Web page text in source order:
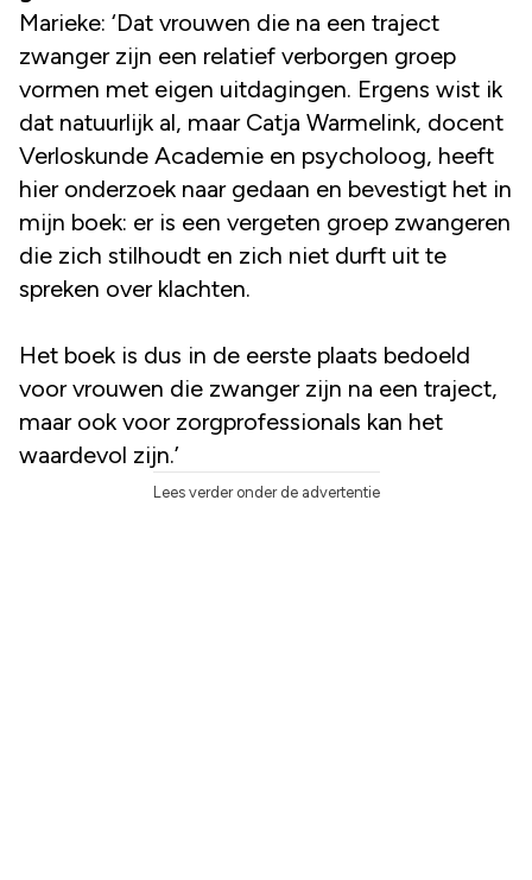
Marieke: ‘Dat vrouwen die na een traject
zwanger zijn een relatief verborgen groep
vormen met eigen uitdagingen. Ergens wist ik
dat natuurlijk al, maar Catja Warmelink, docent
Verloskunde Academie en psycholoog, heeft
hier onderzoek naar gedaan en bevestigt het in
mijn boek: er is een vergeten groep zwangeren
die zich stilhoudt en zich niet durft uit te
spreken over klachten.
Het boek is dus in de eerste plaats bedoeld
voor vrouwen die zwanger zijn na een traject,
maar ook voor zorgprofessionals kan het
waardevol zijn.’
Lees verder onder de advertentie